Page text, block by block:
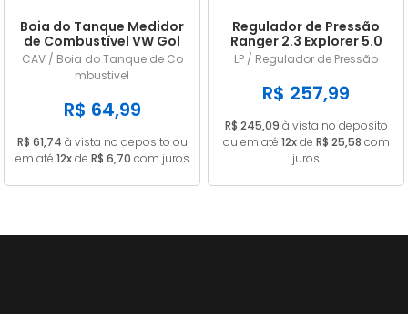
Boia do Tanque Medidor
de Combustível VW Gol
Parati Saveiro Voyage
1985 a 1989 Gasolina
Com Retorno Com
Pescador 55L
CAV / Boia do Tanque de Co
mbustivel
R$ 64,99
R$ 61,74 à vista no deposito ou
em até 12xde R$ 6,70 com juros
Regulador de Pressão
Ranger 2.3 Explorer 5.0
Mustang 2.8 e 5.0 LP228
LP / Regulador de Pressão
R$ 257,99
R$ 245,09 à vista no deposito
ou em até 12xde R$ 25,58 com
juros